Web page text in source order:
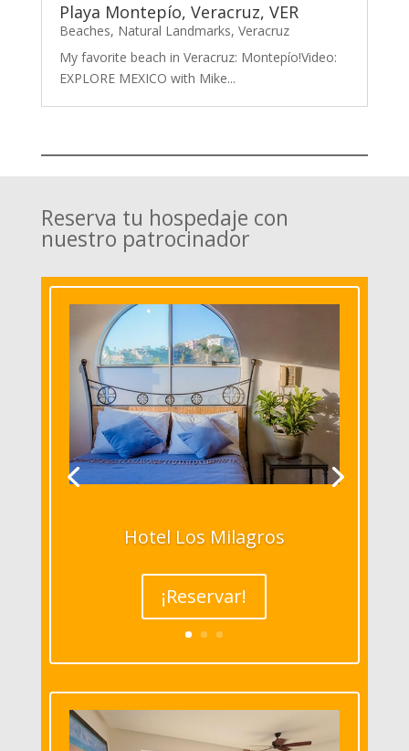
Playa Montepío, Veracruz, VER
Beaches, Natural Landmarks, Veracruz
My favorite beach in Veracruz: Montepío!Video:
EXPLORE MEXICO with Mike...
Reserva tu hospedaje con
nuestro patrocinador
Hotel Los Milagros
¡Reservar!